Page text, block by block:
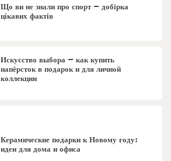
Що ви не знали про спорт – добірка
цікавих фактів
Искусство выбора – как купить
напёрсток в подарок и для личной
коллекции
Керамические подарки к Новому году:
идеи для дома и офиса